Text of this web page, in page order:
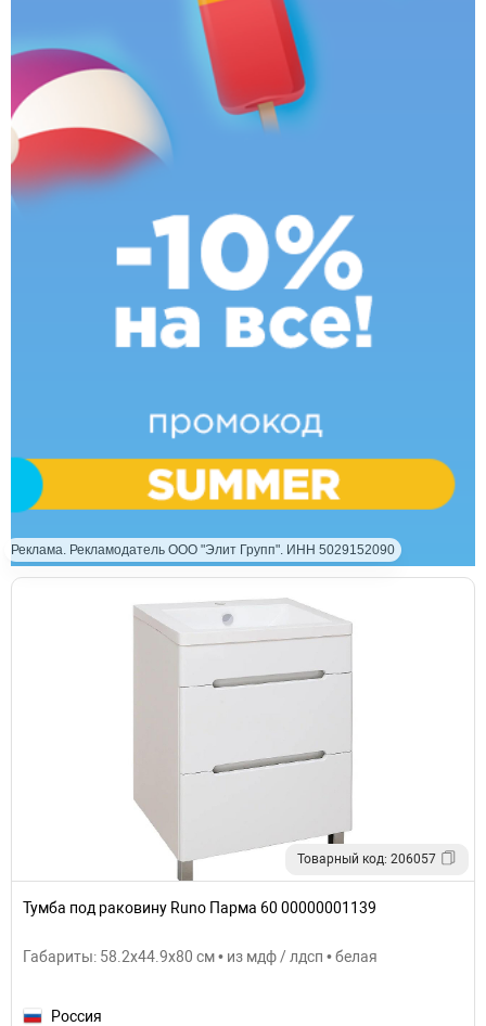
Реклама. Рекламодатель ООО "Элит Групп". ИНН 5029152090
Товарный код: 206057
Тумба под раковину Runo Парма 60 00000001139
Габариты: 58.2x44.9x80 см • из мдф / лдсп • белая
Россия